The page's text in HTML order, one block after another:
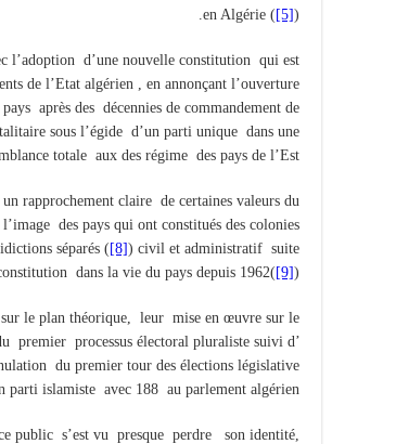
en Algérie ([5]).
l’adoption d’une nouvelle constitution qui est
de l’Etat algérien , en annonçant l’ouverture
après des décennies de commandement de
sous l’égide d’un parti unique dans une
totale aux des régime des pays de l’Est.
un rapprochement claire de certaines valeurs du
des pays qui ont constitués des colonies
séparés ([8]) civil et administratif suite
dans la vie du pays depuis 1962([9]).
le plan théorique, leur mise en œuvre sur le
premier processus électoral pluraliste suivi d’
du premier tour des élections législative
islamiste avec 188 au parlement algérien.
public s’est vu presque perdre son identité,